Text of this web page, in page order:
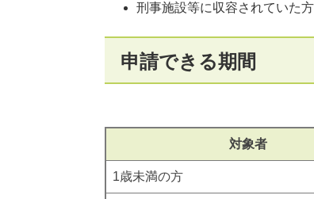
刑事施設等に収容されていた方
申請できる期間
対象者
1歳未満の方